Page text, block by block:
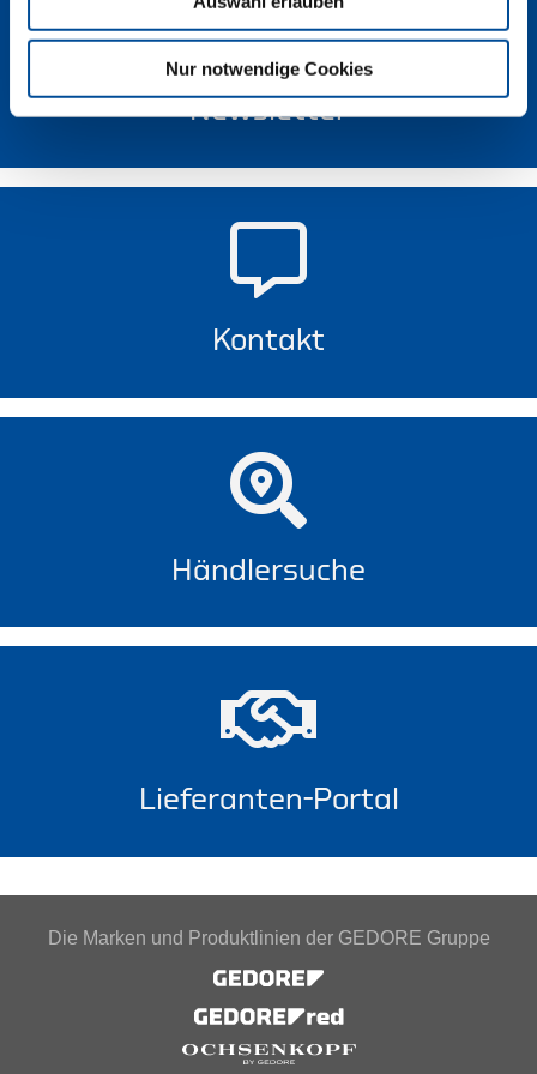
Nur notwendige Cookies
Newsletter
Kontakt
Händlersuche
Lieferanten-Portal
Die Marken und Produktlinien der GEDORE Gruppe